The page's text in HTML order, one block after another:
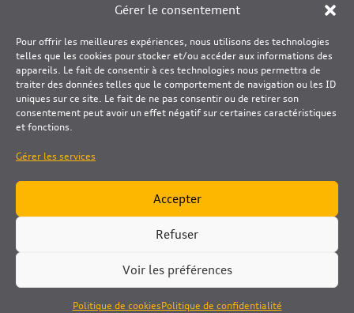
Gérer le consentement
Pour offrir les meilleures expériences, nous utilisons des technologies
telles que les cookies pour stocker et/ou accéder aux informations des
appareils. Le fait de consentir à ces technologies nous permettra de
traiter des données telles que le comportement de navigation ou les ID
uniques sur ce site. Le fait de ne pas consentir ou de retirer son
consentement peut avoir un effet négatif sur certaines caractéristiques
et fonctions.
Gérer les services
Accepter
Refuser
Voir les préférences
Politique de cookiesPolitique de confidentialité
Copyright © 2025 Matussiere S&H By